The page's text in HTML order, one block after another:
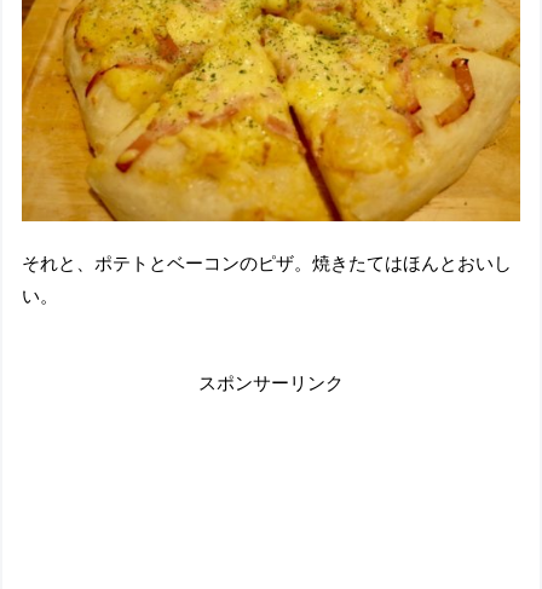
それと、ポテトとベーコンのピザ。焼きたてはほんとおいし
い。
スポンサーリンク